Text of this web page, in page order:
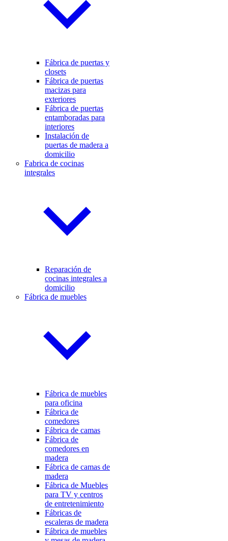
Fábrica de puertas y
closets
Fábrica de puertas
macizas para
exteriores
Fábrica de puertas
entamboradas para
interiores
Instalación de
puertas de madera a
domicilio
Fabrica de cocinas
integrales
Reparación de
cocinas integrales a
domicilio
Fábrica de muebles
Fábrica de muebles
para oficina
Fábrica de
comedores
Fábrica de camas
Fábrica de
comedores en
madera
Fábrica de camas de
madera
Fábrica de Muebles
para TV y centros
de entretenimiento
Fábricas de
escaleras de madera
Fábrica de muebles